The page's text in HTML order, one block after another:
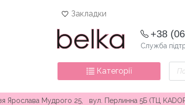
Закладки
+38
Служба
Категорії
25, вул. Перлинна 5Б (ТЦ KADORR) ∘